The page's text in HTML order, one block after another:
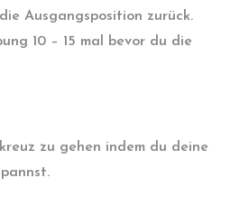
Ausgangsposition zurück.
10 – 15 mal bevor du die
zu gehen indem du deine